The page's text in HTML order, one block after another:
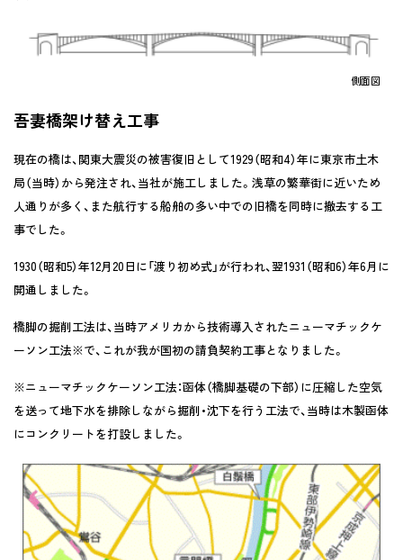
側面図
吾妻橋架け替え工事
現在の橋は、関東大震災の被害復旧として1929（昭和4）年に東京市土木
局（当時）から発注され、当社が施工しました。浅草の繁華街に近いため
人通りが多く、また航行する船舶の多い中での旧橋を同時に撤去する工
事でした。
1930（昭和5）年12月20日に「渡り初め式」が行われ、翌1931（昭和6）年6月に
開通しました。
橋脚の掘削工法は、当時アメリカから技術導入されたニューマチックケ
ーソン工法※で、これが我が国初の請負契約工事となりました。
※ニューマチックケーソン工法：函体（橋脚基礎の下部）に圧縮した空気
を送って地下水を排除しながら掘削・沈下を行う工法で、当時は木製函体
にコンクリートを打設しました。